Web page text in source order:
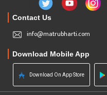
Contact Us
info@matrubharti.com
Download Mobile App
Download On App Store